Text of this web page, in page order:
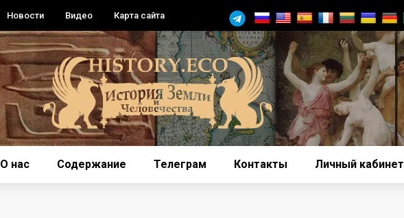
Новости Видео Карта сайта
О нас Содержание Телеграм Контакты Личный кабинет